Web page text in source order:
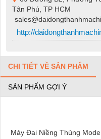
Tân Phú, TP HCM
http://
CHI TIẾT VỀ SẢN PHẨM
SẢN PHẨM GỢI Ý
Máy Đai Niềng Thùng